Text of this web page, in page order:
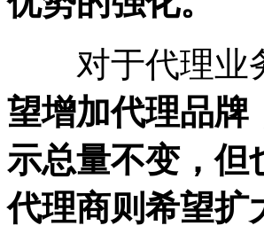
对于代理业
望增加代理品牌
示总量不变，但
代理商则希望扩